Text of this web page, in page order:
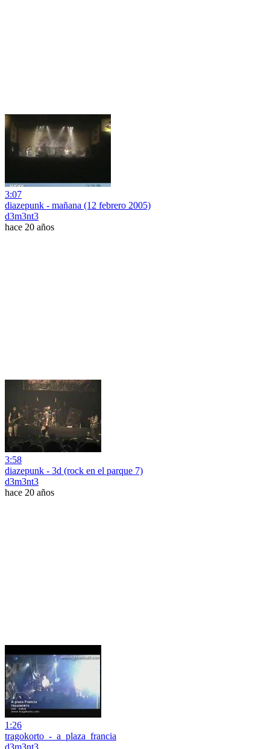
3:07
diazepunk - mañana (12 febrero 2005)
d3m3nt3
hace 20 años
3:58
diazepunk - 3d (rock en el parque 7)
d3m3nt3
hace 20 años
1:26
tragokorto_-_a_plaza_francia